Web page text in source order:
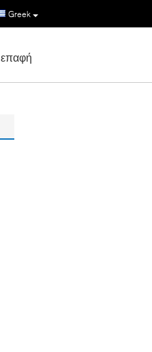
Greek
επαφή